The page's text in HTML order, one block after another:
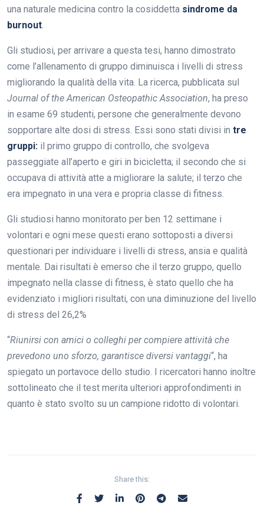
una naturale medicina contro la cosiddetta sindrome da
burnout.
Gli studiosi, per arrivare a questa tesi, hanno dimostrato
come l’allenamento di gruppo diminuisca i livelli di stress
migliorando la qualità della vita. La ricerca, pubblicata sul
Journal of the American Osteopathic Association, ha preso
in esame 69 studenti, persone che generalmente devono
sopportare alte dosi di stress. Essi sono stati divisi in tre
gruppi: il primo gruppo di controllo, che svolgeva
passeggiate all’aperto e giri in bicicletta; il secondo che si
occupava di attività atte a migliorare la salute; il terzo che
era impegnato in una vera e propria classe di fitness.
Gli studiosi hanno monitorato per ben 12 settimane i
volontari e ogni mese questi erano sottoposti a diversi
questionari per individuare i livelli di stress, ansia e qualità
mentale. Dai risultati è emerso che il terzo gruppo, quello
impegnato nella classe di fitness, è stato quello che ha
evidenziato i migliori risultati, con una diminuzione del livello
di stress del 26,2%
“Riunirsi con amici o colleghi per compiere attività che
prevedono uno sforzo, garantisce diversi vantaggi“, ha
spiegato un portavoce dello studio. I ricercatori hanno inoltre
sottolineato che il test merita ulteriori approfondimenti in
quanto è stato svolto su un campione ridotto di volontari.
Share this: